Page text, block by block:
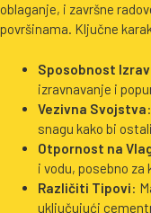
oblaganje, i završne
površinama. Ključne
Sposobnost
izravnavanje i
Vezivna Svojstva
snagu kako bi
Otpornost na
i vodu, posebno za
Različiti Tipovi:
uključujući